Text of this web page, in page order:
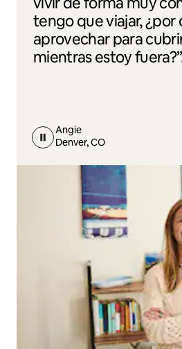
tengo que viajar, ¿por
aprovechar para
mientras estoy
Angie
Denver, CO